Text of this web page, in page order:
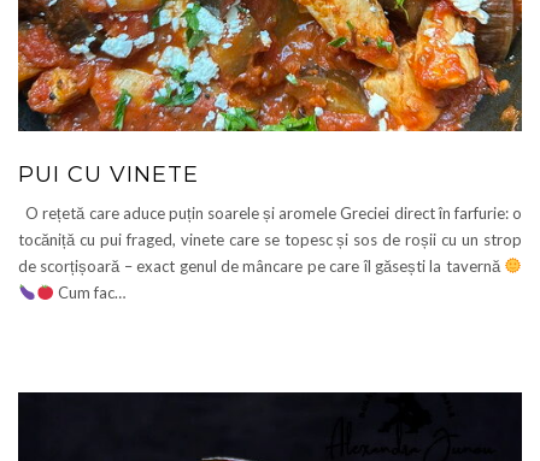
PUI CU VINETE
O rețetă care aduce puțin soarele și aromele Greciei direct în farfurie: o
tocăniță cu pui fraged, vinete care se topesc și sos de roșii cu un strop
de scorțișoară – exact genul de mâncare pe care îl găsești la tavernă
Cum fac…